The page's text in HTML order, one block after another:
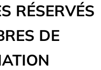
RÉSERVÉS
DE